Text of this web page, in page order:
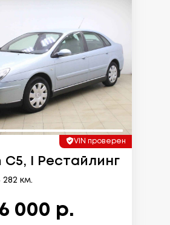
VIN проверен
I Рестайлинг
282 км.
000 р.